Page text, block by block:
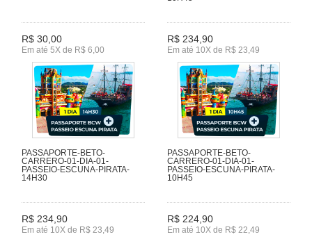
R$ 30,00
Em até 5X de R$ 6,00
R$ 234,90
Em até 10X de R$ 23,49
PASSAPORTE-BETO-
CARRERO-01-DIA-01-
PASSEIO-ESCUNA-PIRATA-
14H30
R$ 234,90
Em até 10X de R$ 23,49
PASSAPORTE-BETO-
CARRERO-01-DIA-01-
PASSEIO-ESCUNA-PIRATA-
10H45
R$ 224,90
Em até 10X de R$ 22,49